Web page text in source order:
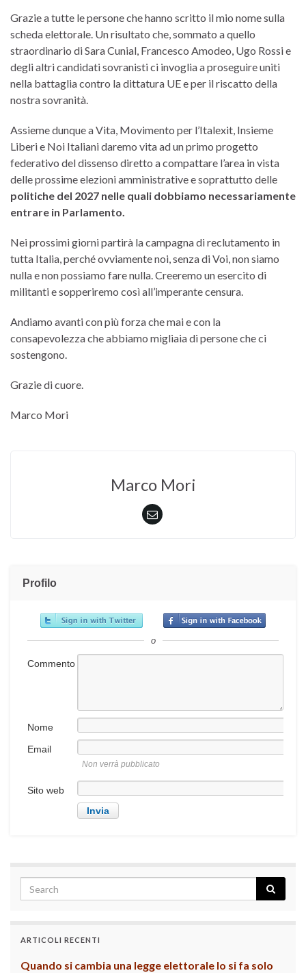
Grazie a tutte le persone che hanno scritto il mio nome sulla
scheda elettorale. Un risultato che, sommato a quello
straordinario di Sara Cunial, Francesco Amodeo, Ugo Rossi e
degli altri candidati sovranisti ci invoglia a proseguire uniti
nella battaglia contro la dittatura UE e per il riscatto della
nostra sovranità.
Assieme dunque a Vita, Movimento per l’Italexit, Insieme
Liberi e Noi Italiani daremo vita ad un primo progetto
federativo del dissenso diretto a compattare l’area in vista
delle prossime elezioni amministrative e soprattutto delle
politiche del 2027 nelle quali dobbiamo necessariamente
entrare in Parlamento.
Nei prossimi giorni partirà la campagna di reclutamento in
tutta Italia, perché ovviamente noi, senza di Voi, non siamo
nulla e non possiamo fare nulla. Creeremo un esercito di
militanti e sopperiremo così all’imperante censura.
Andiamo avanti con più forza che mai e con la
consapevolezza che abbiamo migliaia di persone che ci
sostengono.
Grazie di cuore.
Marco Mori
Marco Mori
Profilo
o
Commento
Nome
Email
Non verrà pubblicato
Sito web
ARTICOLI RECENTI
Quando si cambia una legge elettorale lo si fa solo